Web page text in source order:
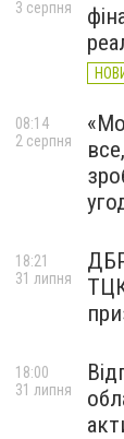
3 серпня
08:14
2 серпня
18:21
31 липня
18:00
31 липня